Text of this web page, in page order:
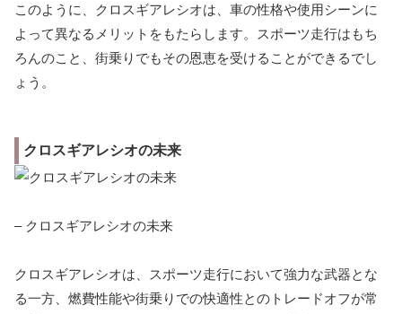
このように、クロスギアレシオは、車の性格や使用シーンに
よって異なるメリットをもたらします。スポーツ走行はもち
ろんのこと、街乗りでもその恩恵を受けることができるでし
ょう。
クロスギアレシオの未来
– クロスギアレシオの未来
クロスギアレシオは、スポーツ走行において強力な武器とな
る一方、燃費性能や街乗りでの快適性とのトレードオフが常